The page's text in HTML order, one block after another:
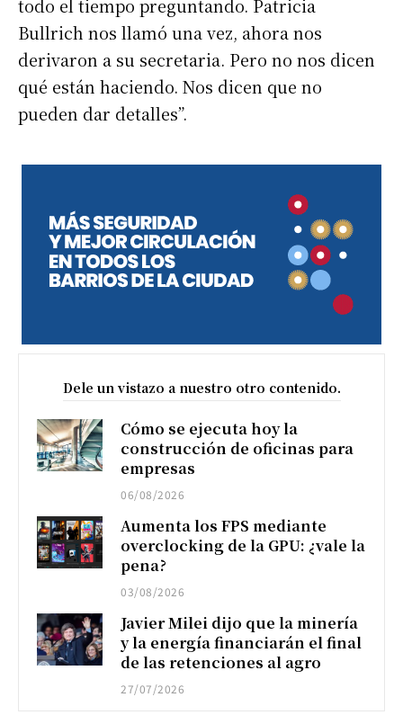
todo el tiempo preguntando. Patricia
Bullrich nos llamó una vez, ahora nos
derivaron a su secretaria. Pero no nos dicen
qué están haciendo. Nos dicen que no
pueden dar detalles”.
Dele un vistazo a nuestro otro contenido.
Cómo se ejecuta hoy la
construcción de oficinas para
empresas
06/08/2026
Aumenta los FPS mediante
overclocking de la GPU: ¿vale la
pena?
03/08/2026
Javier Milei dijo que la minería
y la energía financiarán el final
de las retenciones al agro
27/07/2026